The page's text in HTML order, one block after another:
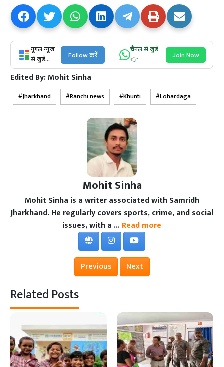
गूगल न्यूज
से जुड़ें...
Follow करें
चैनल से जुड़ें
👉
Join Now
Edited By:Mohit Sinha
Jharkhand Ranchi news Khunti Lohardaga
Mohit Sinha
Mohit Sinha is a writer associated with Samridh
Jharkhand. He regularly covers sports, crime, and social
issues, with a ...Read more
Previous Next
Related Posts